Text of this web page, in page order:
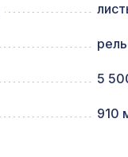
палисандр
MX003, 19х8,
5
910